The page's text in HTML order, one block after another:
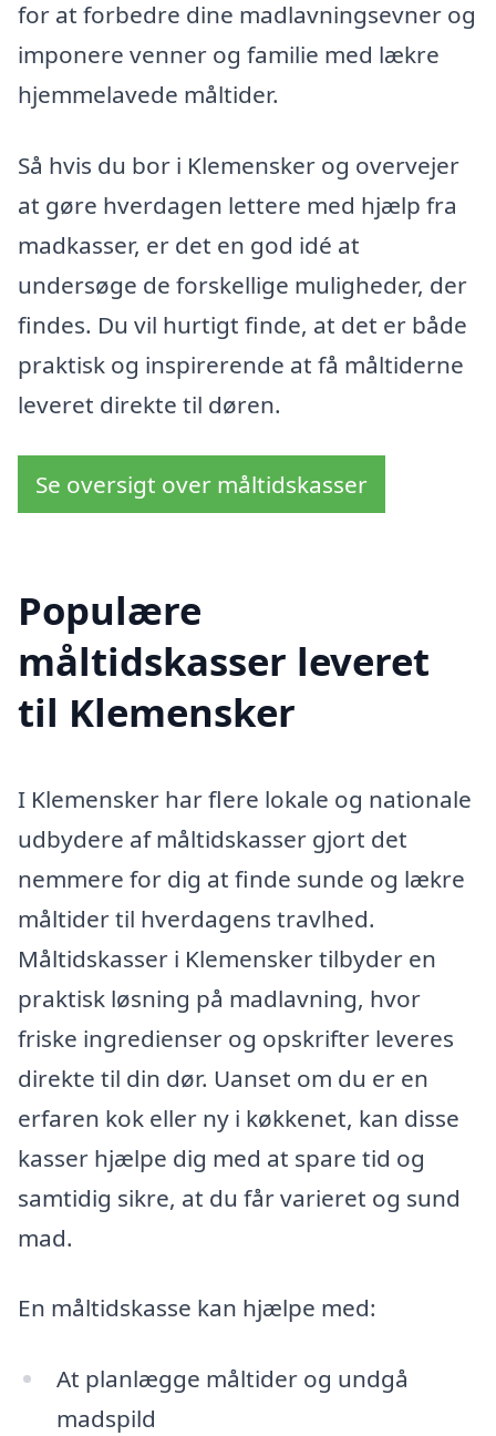
for at forbedre dine madlavningsevner og
imponere venner og familie med lækre
hjemmelavede måltider.
Så hvis du bor i Klemensker og overvejer
at gøre hverdagen lettere med hjælp fra
madkasser, er det en god idé at
undersøge de forskellige muligheder, der
findes. Du vil hurtigt finde, at det er både
praktisk og inspirerende at få måltiderne
leveret direkte til døren.
Se oversigt over måltidskasser
Populære
måltidskasser leveret
til Klemensker
I Klemensker har flere lokale og nationale
udbydere af måltidskasser gjort det
nemmere for dig at finde sunde og lækre
måltider til hverdagens travlhed.
Måltidskasser i Klemensker tilbyder en
praktisk løsning på madlavning, hvor
friske ingredienser og opskrifter leveres
direkte til din dør. Uanset om du er en
erfaren kok eller ny i køkkenet, kan disse
kasser hjælpe dig med at spare tid og
samtidig sikre, at du får varieret og sund
mad.
En måltidskasse kan hjælpe med:
At planlægge måltider og undgå
madspild